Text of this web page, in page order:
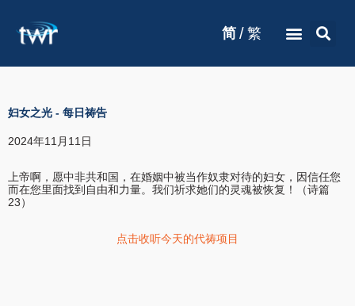
简 / 繁
妇女之光 - 每日祷告
2024年11月11日
上帝啊，愿中非共和国，在婚姻中被当作奴隶对待的妇女，因信任您
而在您里面找到自由和力量。我们祈求她们的灵魂被恢复！（诗篇
23）
点击收听今天的代祷项目